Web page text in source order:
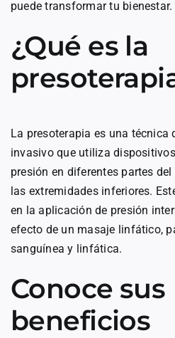
puede transformar tu bienestar.
¿Qué es la
La presoterapia es una técnica
invasivo que utiliza
presión en diferentes partes
las extremidades inferiores.
en la aplicación de presión
efecto de un masaje linfático,
sanguínea y linfática.
Conoce sus
beneficios